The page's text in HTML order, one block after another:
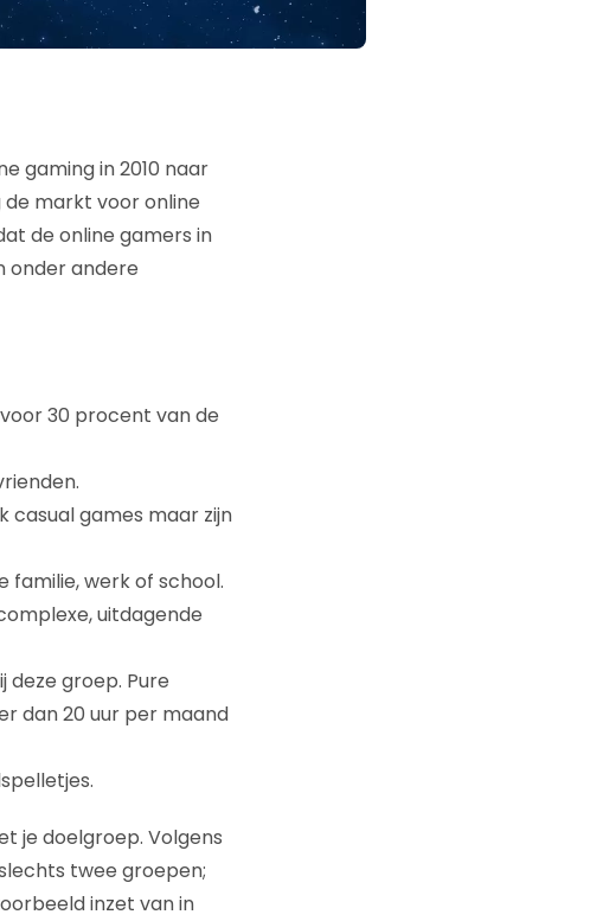
gaming in 2010 naar
markt voor online
de online gamers in
onder andere
30 procent van de
casual games maar zijn
familie, werk of school.
uitdagende
groep. Pure
dan 20 uur per maand
je doelgroep. Volgens
twee groepen;
inzet van in